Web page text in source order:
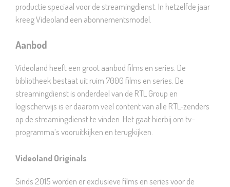
productie speciaal voor de streamingdienst. In hetzelfde jaar
kreeg Videoland een abonnementsmodel.
Aanbod
Videoland heeft een groot aanbod films en series. De
bibliotheek bestaat uit ruim 7000 films en series. De
streamingdienst is onderdeel van de RTL Group en
logischerwijs is er daarom veel content van alle RTL-zenders
op de streamingdienst te vinden. Het gaat hierbij om tv-
programma’s vooruitkijken en terugkijken.
Videoland Originals
Sinds 2015 worden er exclusieve films en series voor de